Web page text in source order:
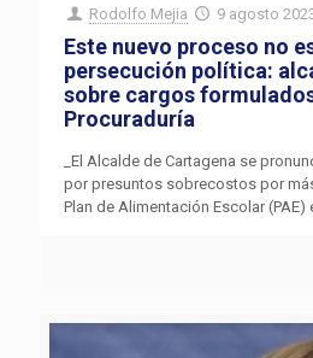
Rodolfo Mejia 9 agosto
Este nuevo proceso no
persecución política:
sobre cargos
Procuraduría
_El Alcalde de Cartagena se
por presuntos sobrecostos por
Plan de Alimentación Escolar (PAE)